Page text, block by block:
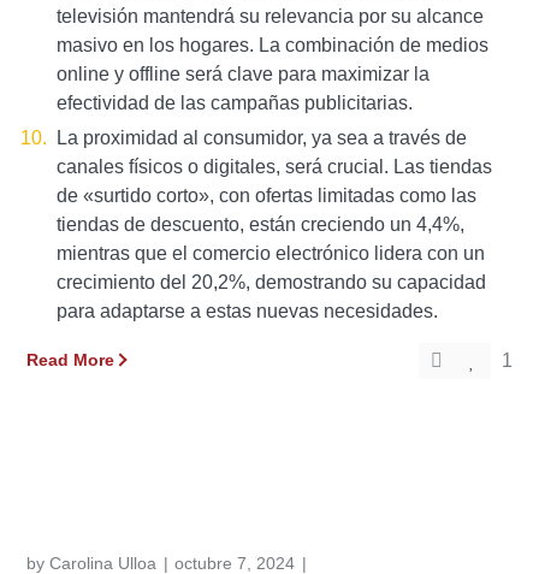
televisión mantendrá su relevancia por su alcance
masivo en los hogares. La combinación de medios
online y offline será clave para maximizar la
efectividad de las campañas publicitarias.
La proximidad al consumidor, ya sea a través de
canales físicos o digitales, será crucial. Las tiendas
de «surtido corto», con ofertas limitadas como las
tiendas de descuento, están creciendo un 4,4%,
mientras que el comercio electrónico lidera con un
crecimiento del 20,2%, demostrando su capacidad
para adaptarse a estas nuevas necesidades.
Read More 1
byCarolina Ulloa
octubre 7, 2024